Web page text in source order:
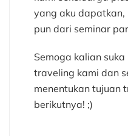
yang aku
pun dari seminar
Semoga kalian
traveling kami dan
menentukan tujuan
berikutnya! ;)